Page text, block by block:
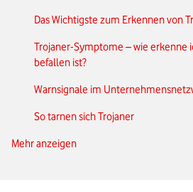
Das Wichtigste zum Erkennen von
Trojaner-Symptome – wie erkenne
befallen ist?
Warnsignale im
So tarnen sich Trojaner
Technische Methoden zur
Mehr anzeigen